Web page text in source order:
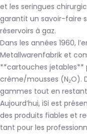
et les seringues
garantit un savoir-faire
réservoirs à gaz.
Dans les années 1960,
Metallwarenfabrik et
**cartouches jetables**
crème/mousses (N₂O).
gammes tout en
Aujourd’hui, iSi est
des produits fiables et
tant pour les